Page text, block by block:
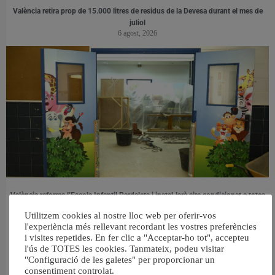
València retira prop de 15.000 litres de residus de la Devesa durant el mes de
juliol
6 agost, 2026
València reforma l’Escola Infantil Pardalets i instal·larà aire condicionat a totes
5 agost, 2026
Utilitzem cookies al nostre lloc web per oferir-vos
l'experiència més rellevant recordant les vostres preferències
i visites repetides. En fer clic a "Acceptar-ho tot", accepteu
l'ús de TOTES les cookies. Tanmateix, podeu visitar
"Configuració de les galetes" per proporcionar un
consentiment controlat.